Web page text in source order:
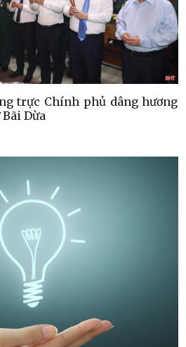
trực Chính phủ dâng hương
Dừa